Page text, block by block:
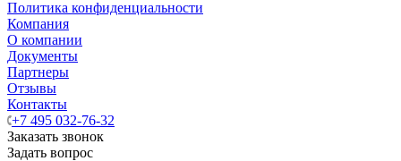
Политика конфиденциальности
Компания
О компании
Документы
Партнеры
Отзывы
Контакты
+7 495 032-76-32
Заказать звонок
Задать вопрос